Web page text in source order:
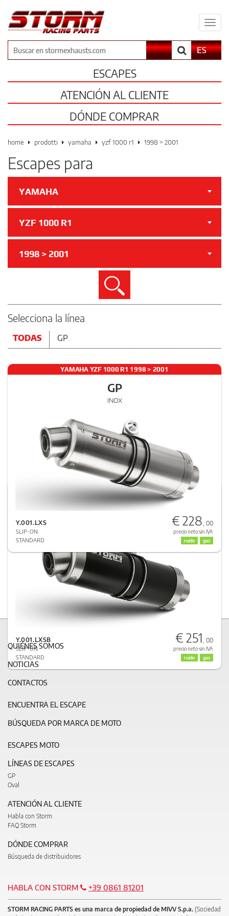
il
Buscar
ES
ESCAPES
ATENCIÓN AL CLIENTE
DÓNDE COMPRAR
home prodotti yamaha yzf 1000 r1 1998 > 2001
Escapes para
YAMAHA
YZF 1000 R1
1998 > 2001
Buscar
Selecciona la línea
TODAS GP
YAMAHA YZF 1000 R1 1998 > 2001
GP
Y.001.LXSB
SLIP-ON
STANDARD
€ 251 , 00
precio neto sin IVA
ruido gas
YAMAHA YZF 1000 R1 1998 > 2001
GP
INOX
Y.001.LXS
SLIP-ON
STANDARD
€ 228 , 00
precio neto sin IVA
ruido gas
QUIÉNES SOMOS
NOTICIAS
CONTACTOS
ENCUENTRA EL ESCAPE
BÚSQUEDA POR MARCA DE MOTO
ESCAPES MOTO
LÍNEAS DE ESCAPES
GP
Oval
ATENCIÓN AL CLIENTE
Habla con Storm
FAQ Storm
DÓNDE COMPRAR
Búsqueda de distribuidores
HABLA CON STORM +39 0861 81201
STORM RACING PARTS es una marca de propiedad de MIVV S.p.a. (Sociedad